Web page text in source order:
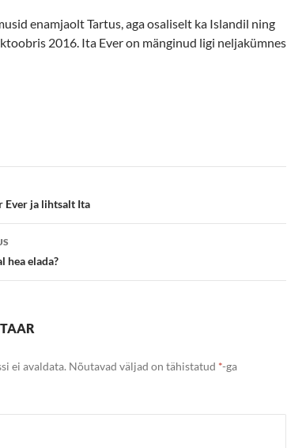
enamjaolt Tartus, aga osaliselt ka Islandil ning
2016. Ita Ever on mänginud ligi neljakümnes
Ever ja lihtsalt Ita
hea elada?
ei avaldata. Nõutavad väljad on tähistatud *-ga